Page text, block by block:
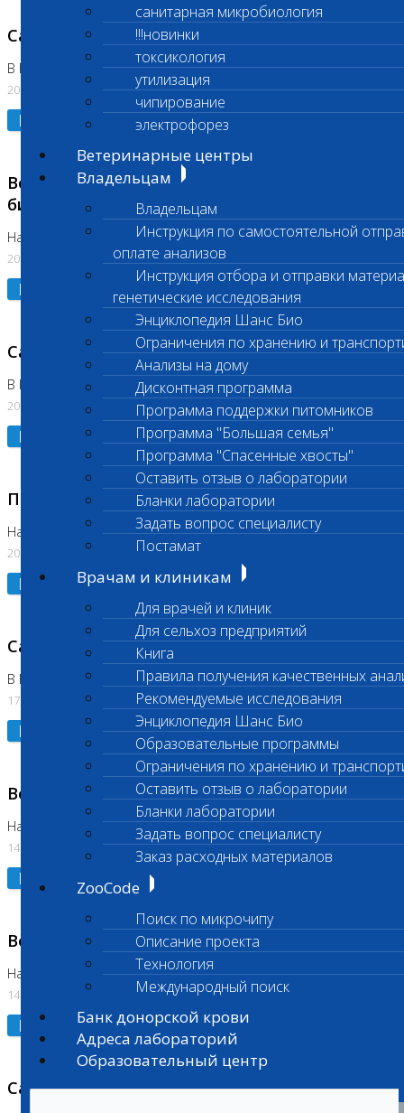
санитарная микробиология
!!!новинки
токсикология
утилизация
чипирование
электрофорез
Ветеринарные центры
Владельцам
Владельцам
Инструкция по самостоятельной
оплате анализов
Инструкция отбора и отправки
генетические исследования
Энциклопедия Шанс Био
Ограничения по хранению и
Анализы на дому
Дисконтная программа
Программа поддержки питомников
Программа "Большая семья"
Программа "Спасенные хвосты"
Оставить отзыв о лаборатории
Бланки лаборатории
Задать вопрос специалисту
Постамат
Врачам и клиникам
Для врачей и клиник
Для сельхоз предприятий
Книга
Правила получения качественных
Рекомендуемые исследования
Энциклопедия Шанс Био
Образовательные программы
Ограничения по хранению и
Оставить отзыв о лаборатории
Бланки лаборатории
Задать вопрос специалисту
Заказ расходных материалов
ZooCode
Поиск по микрочипу
Описание проекта
Технология
Международный поиск
Банк донорской крови
Адреса лабораторий
Образовательный центр
Санитарный день
В Бутово 21.07.2026
20.07.2026
Подробнее
Возобновлено выполнение срочных
биохимических исследований
На Нагорной
20.07.2026
Подробнее
Санитарный день
В Коломне 20.07.2026
20.07.2026
Подробнее
Приостановлено выполнение исследования
На Нагорной
20.07.2026
Подробнее
Санитарный день
В Бутово
17.07.2026
Подробнее
Возобновлено выполнение исследования
На Нагорной (Код 961, 962)
14.07.2026
Подробнее
Возобновлено выполнение исследования
На Нагорной (Код 157)
14.07.2026
Подробнее
Санитарный день